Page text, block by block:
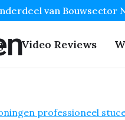
van Bouwsector
Video Reviews